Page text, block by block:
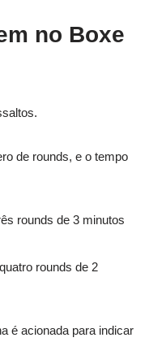
no Boxe
de rounds, e o tempo
rounds de 3 minutos
rounds de 2
é acionada para indicar